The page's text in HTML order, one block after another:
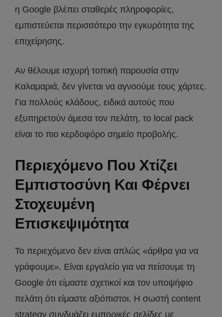
η Google βλέπει σταθερές πληροφορίες,
εμπιστεύεται περισσότερο την εγκυρότητα της
επιχείρησης.
Αν θέλουμε ισχυρή τοπική παρουσία στην
Καλαμαριά, δεν γίνεται να αγνοούμε τους χάρτες.
Για πολλούς κλάδους, ειδικά αυτούς που
εξυπηρετούν άμεσα τον πελάτη, το local pack
είναι το πιο κερδοφόρο σημείο προβολής.
Περιεχόμενο Που Χτίζει
Εμπιστοσύνη Και Φέρνει
Στοχευμένη
Επισκεψιμότητα
Το περιεχόμενο δεν είναι απλώς «άρθρα για να
γράφουμε». Είναι εργαλείο για να πείσουμε τη
Google ότι είμαστε σχετικοί και τον υποψήφιο
πελάτη ότι είμαστε αξιόπιστοι. Η σωστή content
strategy συνδυάζει εμπορικές σελίδες με